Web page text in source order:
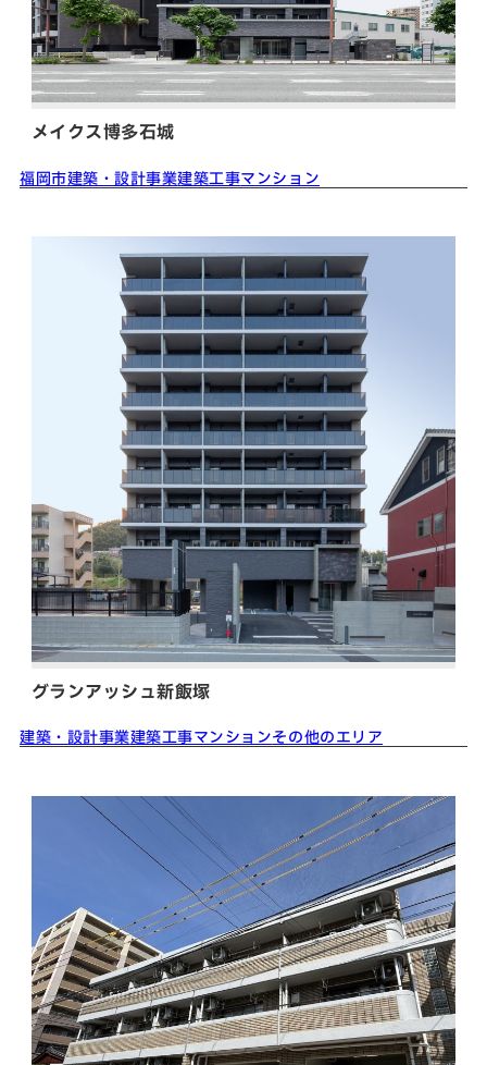
メイクス博多石城
福岡市建築・設計事業建築工事マンション
グランアッシュ新飯塚
建築・設計事業建築工事マンションその他のエリア